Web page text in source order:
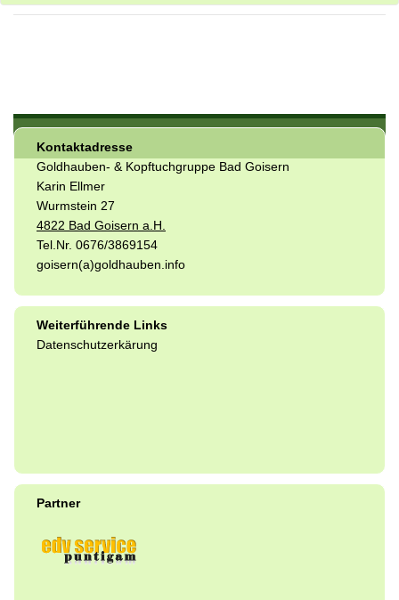
Kontaktadresse
Goldhauben- & Kopftuchgruppe Bad Goisern
Karin Ellmer
Wurmstein 27
4822 Bad Goisern a.H.
Tel.Nr. 0676/3869154
goisern(a)goldhauben.info
Weiterführende Links
Datenschutzerkärung
Partner